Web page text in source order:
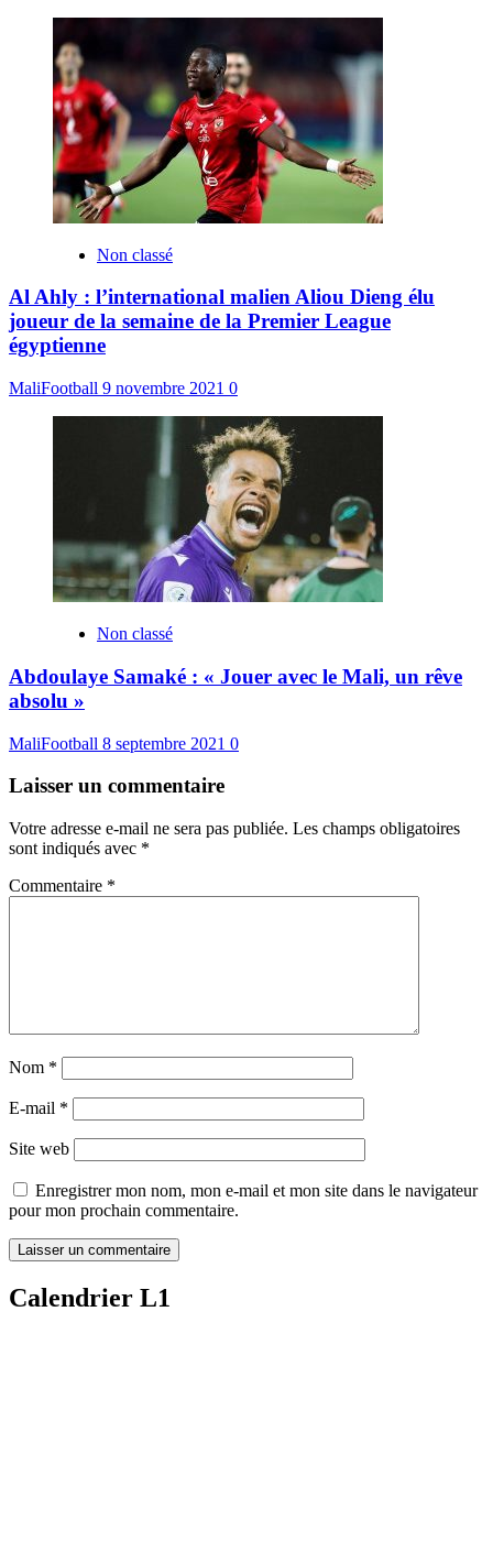
Non classé
Al Ahly : l’international malien Aliou Dieng élu
joueur de la semaine de la Premier League
égyptienne
MaliFootball 9 novembre 2021 0
Non classé
Abdoulaye Samaké : « Jouer avec le Mali, un rêve
absolu »
MaliFootball 8 septembre 2021 0
Laisser un commentaire
Votre adresse e-mail ne sera pas publiée. Les champs obligatoires
sont indiqués avec *
Commentaire *
Nom *
E-mail *
Site web
Enregistrer mon nom, mon e-mail et mon site dans le navigateur
pour mon prochain commentaire.
Calendrier L1